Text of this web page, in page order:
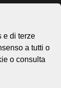
e di terze
a tutti o
o consulta